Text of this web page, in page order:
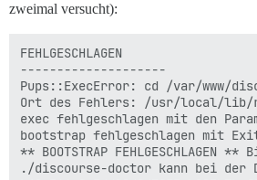
zweimal versucht):
FEHLGESCHLAGEN
--------------------
Pups::ExecError: cd /var/www/
Ort des Fehlers: /usr/local/lib/
exec fehlgeschlagen mit den
bootstrap fehlgeschlagen mit
** BOOTSTRAP
./discourse-doctor kann bei der